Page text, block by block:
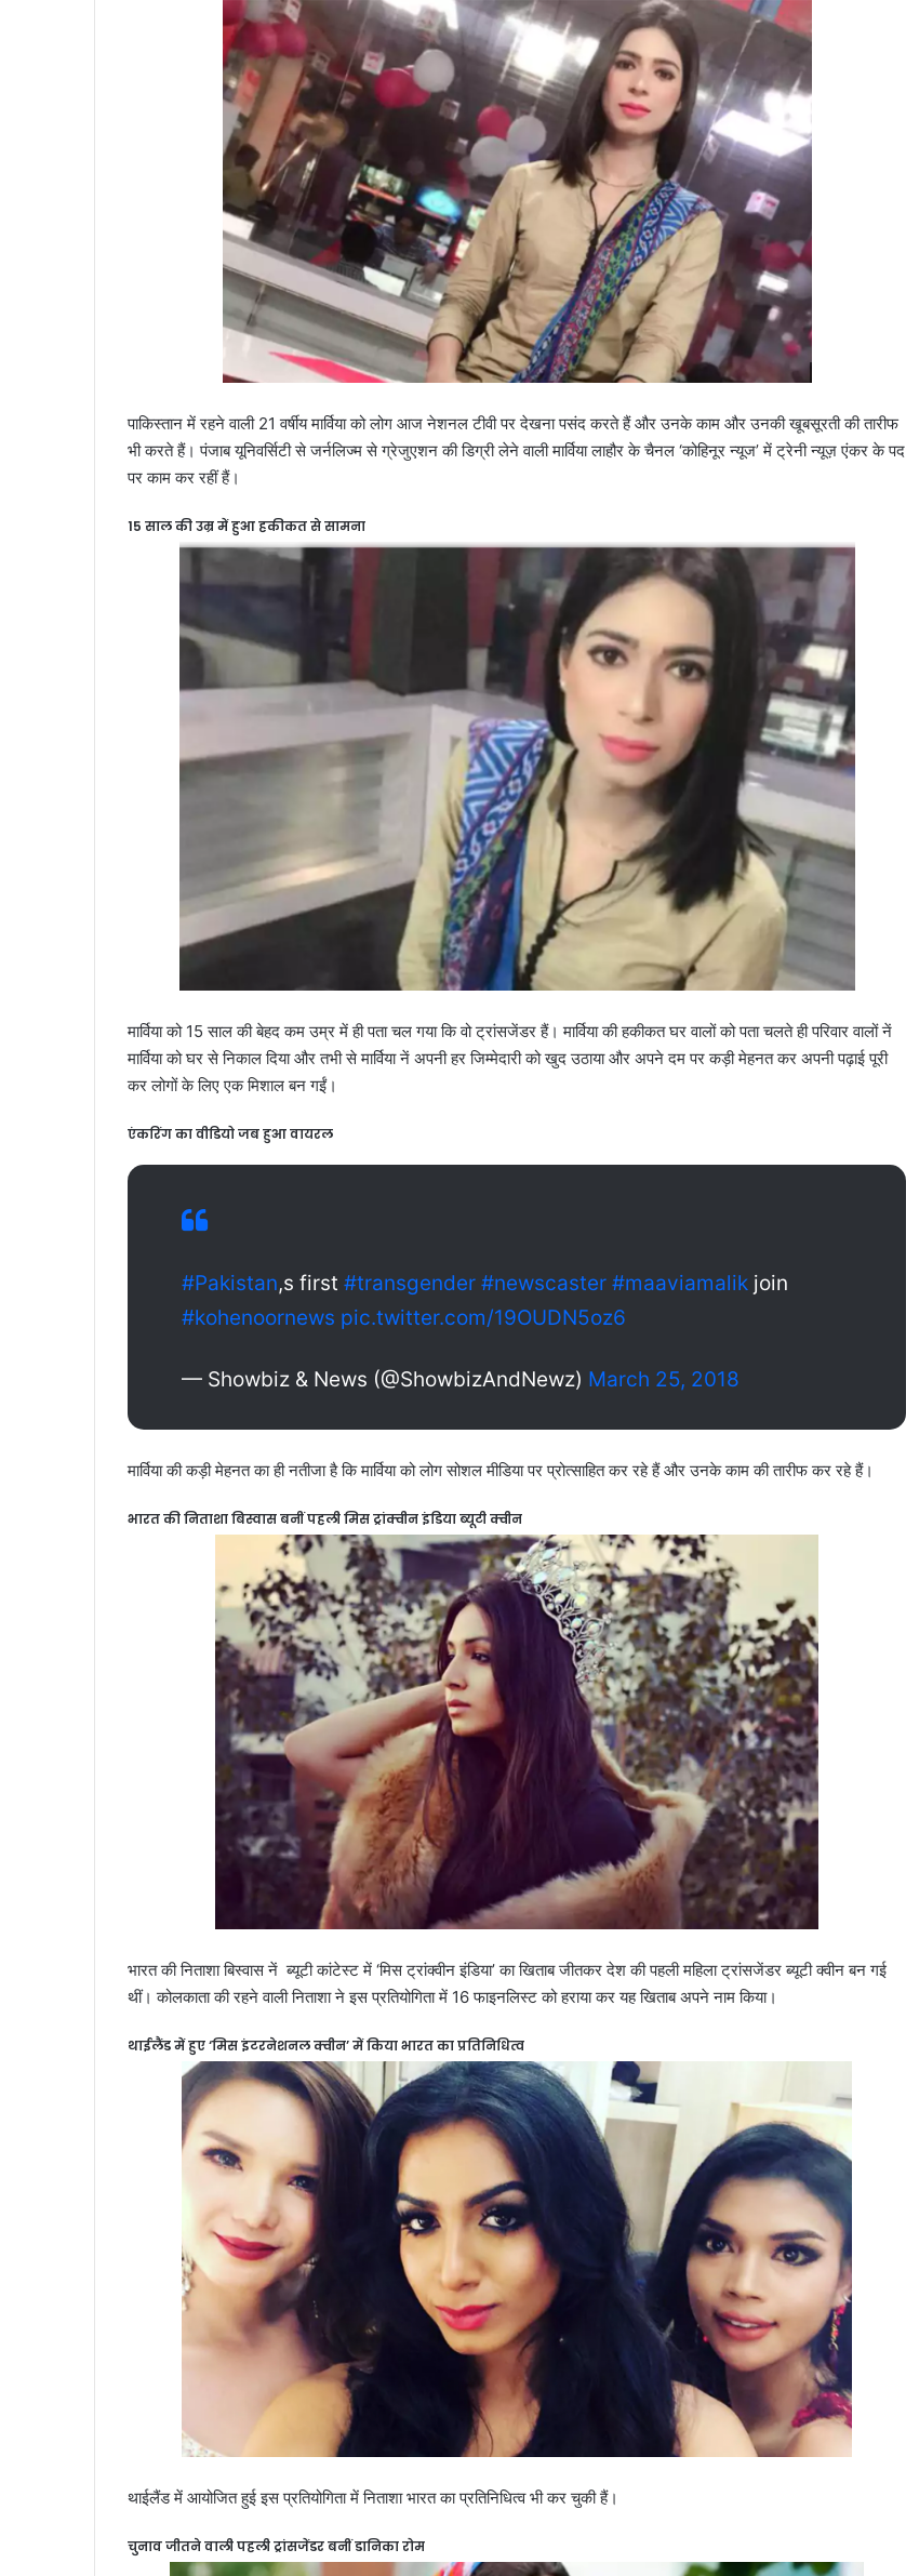
पाकिस्तान में रहने वाली 21 वर्षीय मार्विया को लोग आज नेशनल टीवी पर देखना पसंद करते हैं और उनके काम और उनकी खूबसूरती की तारीफ
भी करते हैं। पंजाब यूनिवर्सिटी से जर्नलिज्म से ग्रेजुएशन की डिग्री लेने वाली मार्विया लाहौर के चैनल ‘कोहिनूर न्यूज’ में ट्रेनी न्यूज़ एंकर के पद
पर काम कर रहीं हैं।
15 साल की उम्र में हुआ हकीकत से सामना
मार्विया को 15 साल की बेहद कम उम्र में ही पता चल गया कि वो ट्रांसजेंडर हैं। मार्विया की हकीकत घर वालों को पता चलते ही परिवार वालों नें
मार्विया को घर से निकाल दिया और तभी से मार्विया नें अपनी हर जिम्मेदारी को खुद उठाया और अपने दम पर कड़ी मेहनत कर अपनी पढ़ाई पूरी
कर लोगों के लिए एक मिशाल बन गईं।
एंकरिंग का वीडियो जब हुआ वायरल
#Pakistan,s first #transgender #newscaster #maaviamalik join
#kohenoornews pic.twitter.com/19OUDN5oz6
— Showbiz & News (@ShowbizAndNewz) March 25, 2018
मार्विया की कड़ी मेहनत का ही नतीजा है कि मार्विया को लोग सोशल मीडिया पर प्रोत्साहित कर रहे हैं और उनके काम की तारीफ कर रहे हैं।
भारत की निताशा बिस्वास बनीं पहली मिस ट्रांक्वीन इंडिया ब्यूटी क्वीन
भारत की निताशा बिस्वास नें ब्यूटी कांटेस्ट में ‘मिस ट्रांक्वीन इंडिया’ का खिताब जीतकर देश की पहली महिला ट्रांसजेंडर ब्यूटी क्वीन बन गई
थीं। कोलकाता की रहने वाली निताशा ने इस प्रतियोगिता में 16 फाइनलिस्ट को हराया कर यह खिताब अपने नाम किया।
थाईलैंड में हुए ‘मिस इंटरनेशनल क्वीन’ में किया भारत का प्रतिनिधित्व
थाईलैंड में आयोजित हुई इस प्रतियोगिता में निताशा भारत का प्रतिनिधित्व भी कर चुकी हैं।
चुनाव जीतने वाली पहली ट्रांसजेंडर बनीं डानिका रोम